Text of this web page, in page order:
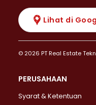
Lihat di
© 2026 PT Real Estate
PERUSAHAAN
Syarat & Ketentuan